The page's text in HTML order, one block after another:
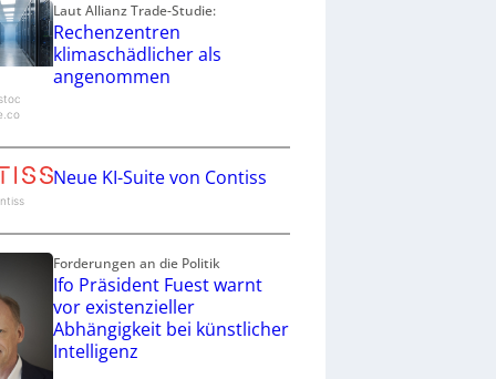
Laut Allianz Trade-Studie:
Rechenzentren
klimaschädlicher als
angenommen
Neue KI-Suite von Contiss
Forderungen an die Politik
Ifo Präsident Fuest warnt
vor existenzieller
Abhängigkeit bei künstlicher
Intelligenz